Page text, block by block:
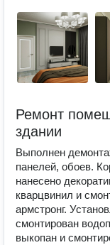
Ремонт
здании
Выполнен
панелей, обоев.
нанесено
кварцвинил и
армстронг.
смонтирован
выкопан и